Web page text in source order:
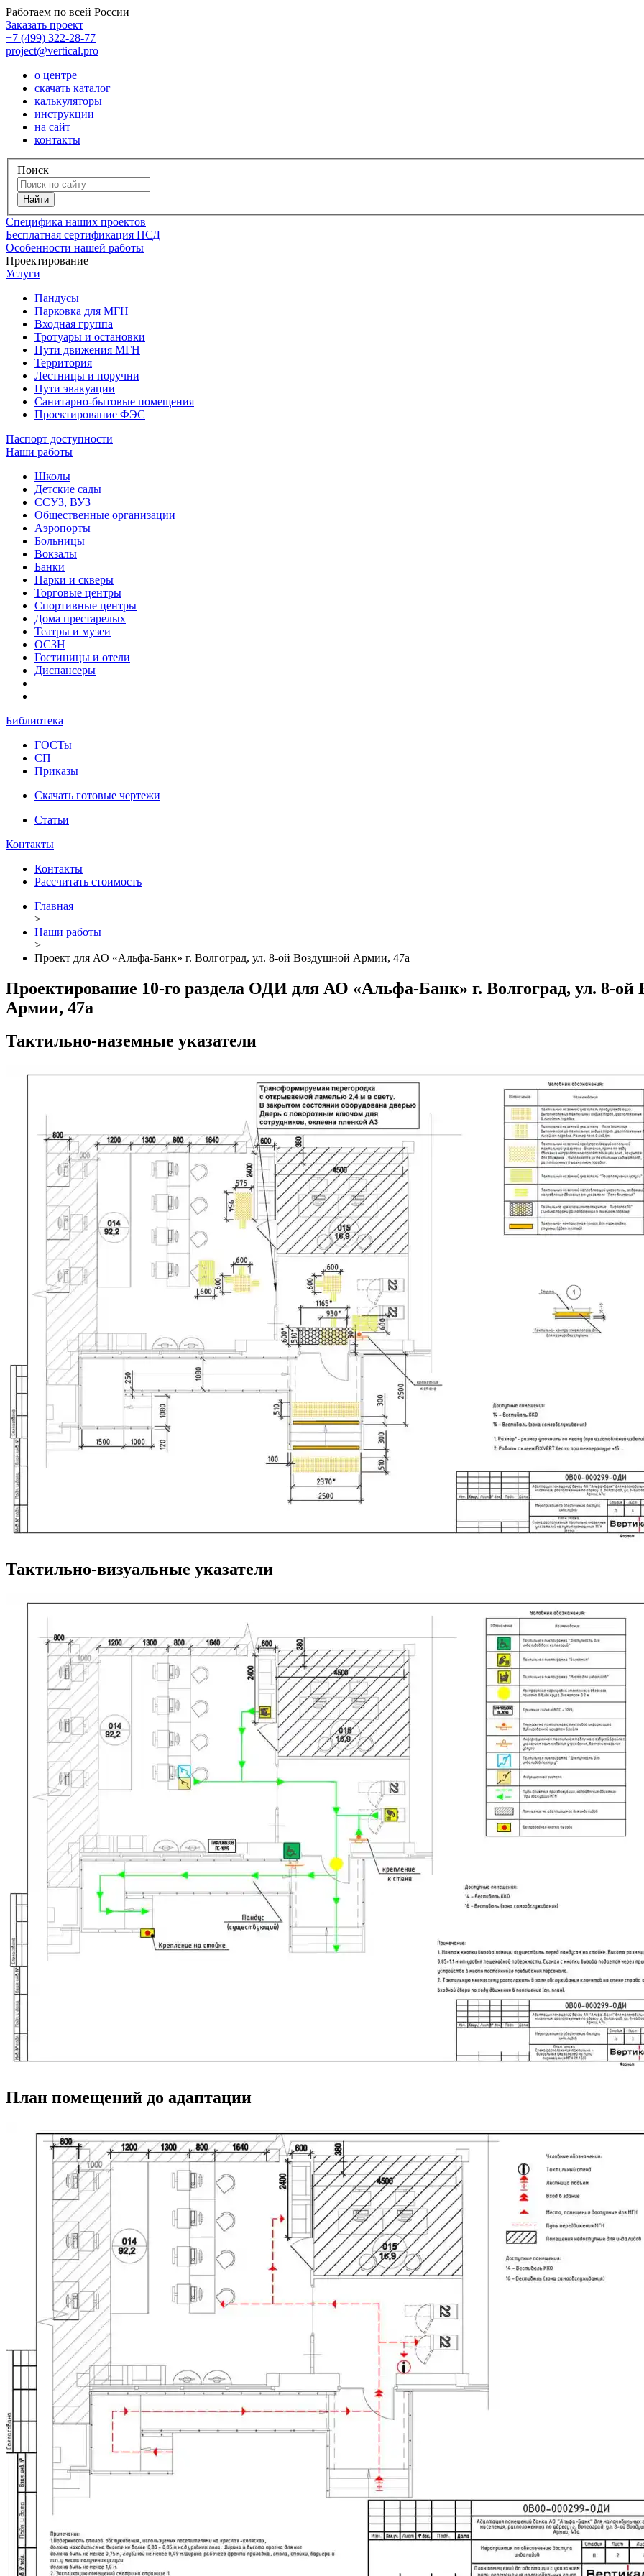
Работаем по всей России
Заказать проект
+7 (499) 322-28-77
project@vertical.pro
о центре
скачать каталог
калькуляторы
инструкции
на сайт
контакты
Поиск
Специфика наших проектов
Бесплатная сертификация ПСД
Особенности нашей работы
Проектирование
Услуги
Пандусы
Парковка для МГН
Входная группа
Тротуары и остановки
Пути движения МГН
Территория
Лестницы и поручни
Пути эвакуации
Санитарно-бытовые помещения
Проектирование ФЭС
Паспорт доступности
Наши работы
Школы
Детские сады
ССУЗ, ВУЗ
Общественные организации
Аэропорты
Больницы
Вокзалы
Банки
Парки и скверы
Торговые центры
Спортивные центры
Дома престарелых
Театры и музеи
ОСЗН
Гостиницы и отели
Диспансеры
Библиотека
ГОСТы
СП
Приказы
Скачать готовые чертежи
Статьи
Контакты
Контакты
Рассчитать стоимость
Главная
>
Наши работы
>
Проект для АО «Альфа-Банк» г. Волгоград, ул. 8-ой Воздушной Армии, 47а
Проектирование 10-го раздела ОДИ для АО «Альфа-Банк» г. Волгоград, ул. 8-ой
Армии, 47а
Тактильно-наземные указатели
Тактильно-визуальные указатели
План помещений до адаптации